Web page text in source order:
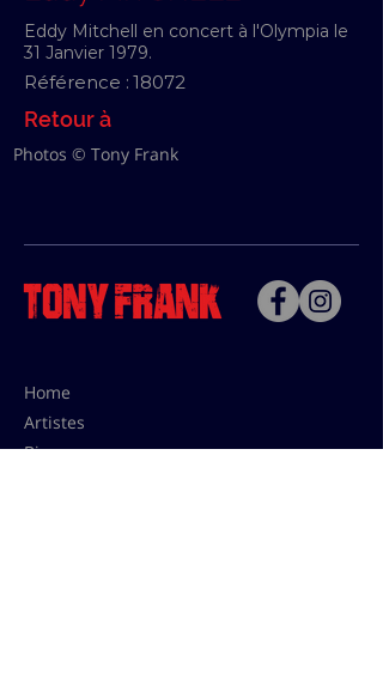
Eddy Mitchell en concert à l'Olympia le
31 Janvier 1979.
Référence : 18072
Retour à
Photos © Tony Frank
Home
Artistes
Bio